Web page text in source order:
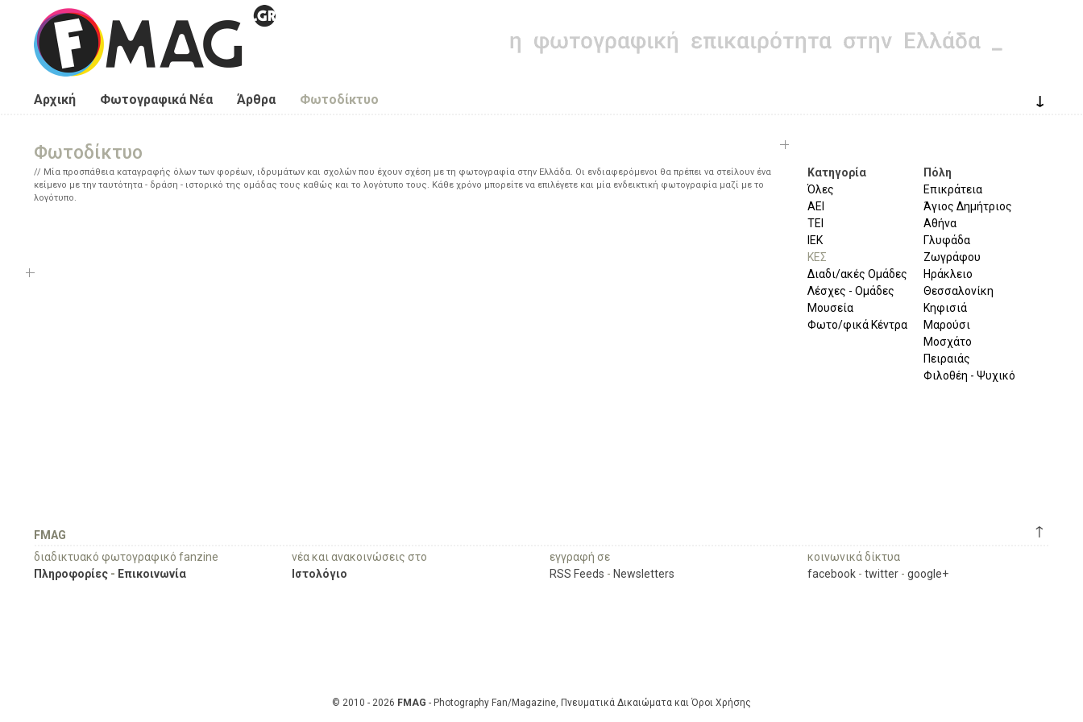
Παράκαμψη προς το κυρίως περιεχόμενο
Αρχική Φωτογραφικά Νέα Άρθρα Φωτοδίκτυο ↓
Φωτοδίκτυο
Μία προσπάθεια καταγραφής όλων των φορέων, ιδρυμάτων και σχολών που έχουν σχέση με τη φωτογραφία στην Ελλάδα. Οι ενδιαφερόμενοι θα πρέπει να στείλουν ένα
κείμενο με την ταυτότητα - δράση - ιστορικό της ομάδας τους καθώς και το λογότυπο τους. Κάθε χρόνο μπορείτε να επιλέγετε και μία ενδεικτική φωτογραφία μαζί με το
λογότυπο.
Κατηγορία
Όλες
ΑΕΙ
ΤΕΙ
ΙΕΚ
ΚΕΣ
Διαδι/ακές Ομάδες
Λέσχες - Ομάδες
Μουσεία
Φωτο/φικά Κέντρα
Πόλη
Επικράτεια
Άγιος Δημήτριος
Αθήνα
Γλυφάδα
Ζωγράφου
Ηράκλειο
Θεσσαλονίκη
Κηφισιά
Μαρούσι
Μοσχάτο
Πειραιάς
Φιλοθέη - Ψυχικό
↑
FMAG
διαδικτυακό φωτογραφικό fanzine
Πληροφορίες - Επικοινωνία
νέα και ανακοινώσεις στο
Ιστολόγιο
εγγραφή σε
RSS Feeds - Newsletters
κοινωνικά δίκτυα
facebook - twitter - google+
© 2010 - 2026 FMAG - Photography Fan/Magazine, Πνευματικά Δικαιώματα και Όροι Χρήσης